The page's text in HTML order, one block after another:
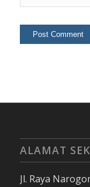
ALAMAT
Jl. Raya